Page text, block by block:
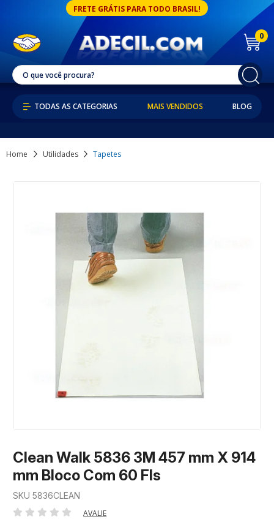
FRETE GRÁTIS PARA TODO BRASIL!
0
MAIS VENDIDOS BLOG
Home Utilidades Tapetes
Clean Walk 5836 3M 457 mm X 914
mm Bloco Com 60 Fls
SKU 5836CLEAN
AVALIE